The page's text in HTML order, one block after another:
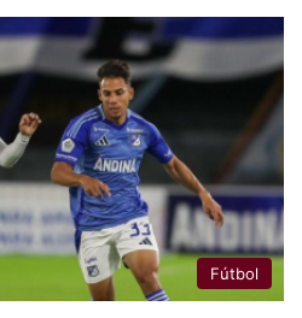
Fútbol